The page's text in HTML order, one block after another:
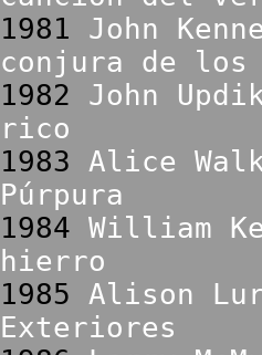
1981 John
conjura de los
1982 John
rico
1983 Alice
Púrpura
1984 William
hierro
1985 Alison
Exteriores